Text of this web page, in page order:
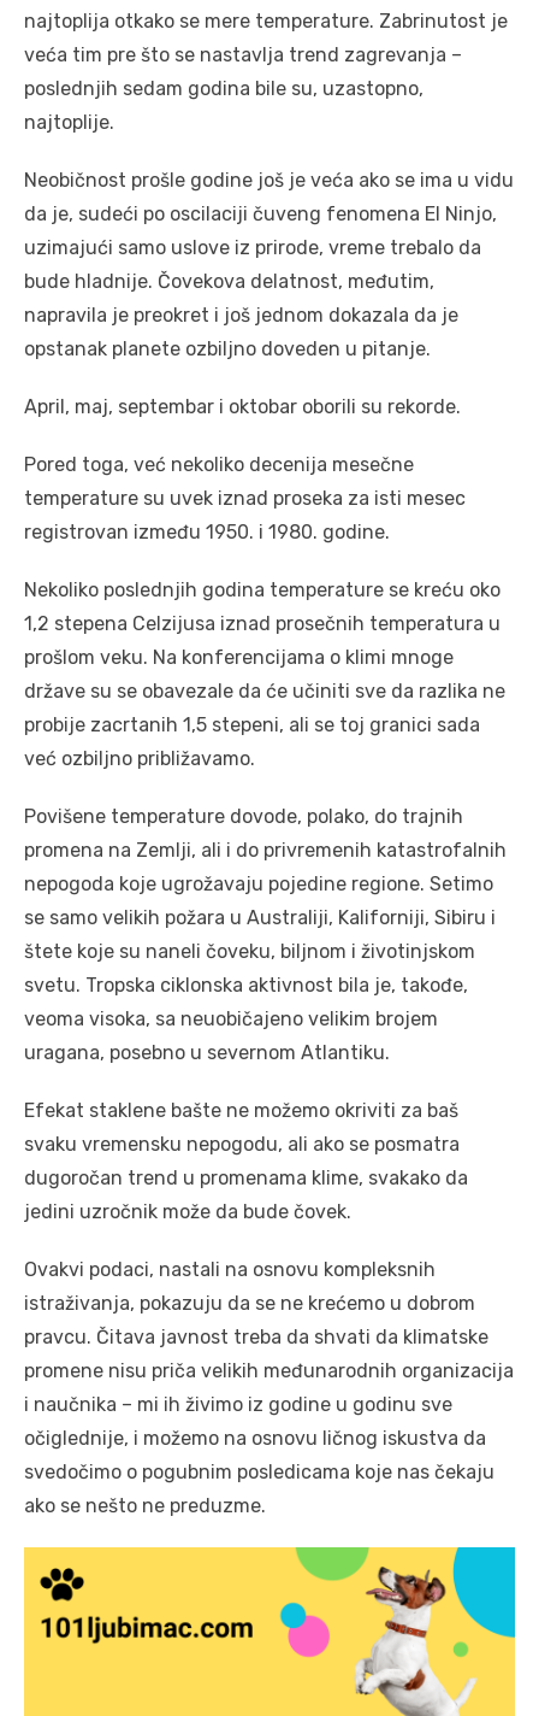
najtoplija otkako se mere temperature. Zabrinutost je
veća tim pre što se nastavlja trend zagrevanja –
poslednjih sedam godina bile su, uzastopno,
najtoplije.
Neobičnost prošle godine još je veća ako se ima u vidu
da je, sudeći po oscilaciji čuveng fenomena El Ninjo,
uzimajući samo uslove iz prirode, vreme trebalo da
bude hladnije. Čovekova delatnost, međutim,
napravila je preokret i još jednom dokazala da je
opstanak planete ozbiljno doveden u pitanje.
April, maj, septembar i oktobar oborili su rekorde.
Pored toga, već nekoliko decenija mesečne
temperature su uvek iznad proseka za isti mesec
registrovan između 1950. i 1980. godine.
Nekoliko poslednjih godina temperature se kreću oko
1,2 stepena Celzijusa iznad prosečnih temperatura u
prošlom veku. Na konferencijama o klimi mnoge
države su se obavezale da će učiniti sve da razlika ne
probije zacrtanih 1,5 stepeni, ali se toj granici sada
već ozbiljno približavamo.
Povišene temperature dovode, polako, do trajnih
promena na Zemlji, ali i do privremenih katastrofalnih
nepogoda koje ugrožavaju pojedine regione. Setimo
se samo velikih požara u Australiji, Kaliforniji, Sibiru i
štete koje su naneli čoveku, biljnom i životinjskom
svetu. Tropska ciklonska aktivnost bila je, takođe,
veoma visoka, sa neuobičajeno velikim brojem
uragana, posebno u severnom Atlantiku.
Efekat staklene bašte ne možemo okriviti za baš
svaku vremensku nepogodu, ali ako se posmatra
dugoročan trend u promenama klime, svakako da
jedini uzročnik može da bude čovek.
Ovakvi podaci, nastali na osnovu kompleksnih
istraživanja, pokazuju da se ne krećemo u dobrom
pravcu. Čitava javnost treba da shvati da klimatske
promene nisu priča velikih međunarodnih organizacija
i naučnika – mi ih živimo iz godine u godinu sve
očiglednije, i možemo na osnovu ličnog iskustva da
svedočimo o pogubnim posledicama koje nas čekaju
ako se nešto ne preduzme.